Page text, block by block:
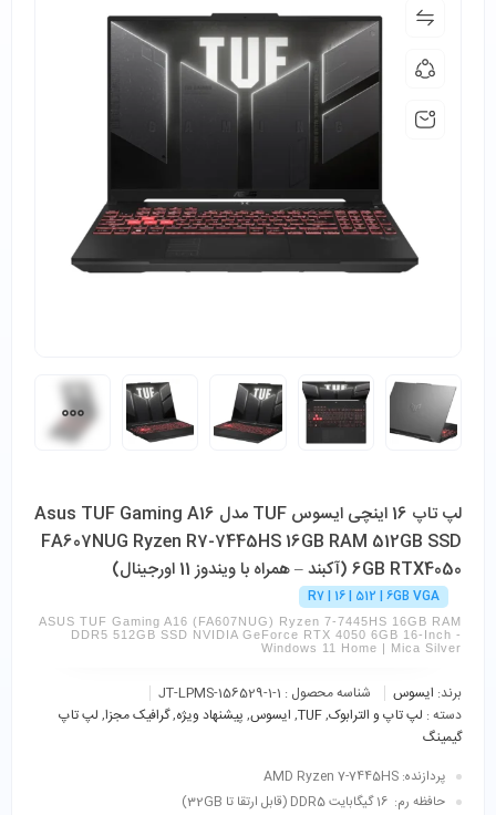
لپ تاپ 16 اینچی ایسوس TUF مدل Asus TUF Gaming A16
FA607NUG Ryzen R7-7445HS 16GB RAM 512GB SSD
6GB RTX4050 (آکبند – همراه با ویندوز 11 اورجینال)
R7 | 16 | 512 | 6GB VGA
ASUS TUF Gaming A16 (FA607NUG) Ryzen 7-7445HS 16GB RAM
DDR5 512GB SSD NVIDIA GeForce RTX 4050 6GB 16-Inch -
Windows 11 Home | Mica Silver
برند: ایسوس شناسه محصول : JT-LPMS-156529-1-1
دسته : لپ تاپ و الترابوک,
TUF
, ایسوس, پیشنهاد ویژه,گرافیک‌ مجزا, لپ تاپ
گیمینگ
پردازنده: AMD Ryzen 7-7445HS
حافظه رم: 16 گیگابایت DDR5 (قابل ارتقا تا 32GB)